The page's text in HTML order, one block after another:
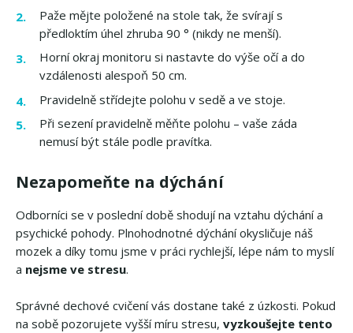
Paže mějte položené na stole tak, že svírají s
předloktím úhel zhruba 90 ° (nikdy ne menší).
Horní okraj monitoru si nastavte do výše očí a do
vzdálenosti alespoň 50 cm.
Pravidelně střídejte polohu v sedě a ve stoje.
Při sezení pravidelně měňte polohu – vaše záda
nemusí být stále podle pravítka.
Nezapomeňte na dýchání
Odborníci se v poslední době shodují na vztahu dýchání a
psychické pohody. Plnohodnotné dýchání okysličuje náš
mozek a díky tomu jsme v práci rychlejší, lépe nám to myslí
a nejsme ve stresu.
Správné dechové cvičení vás dostane také z úzkosti. Pokud
na sobě pozorujete vyšší míru stresu, vyzkoušejte tento